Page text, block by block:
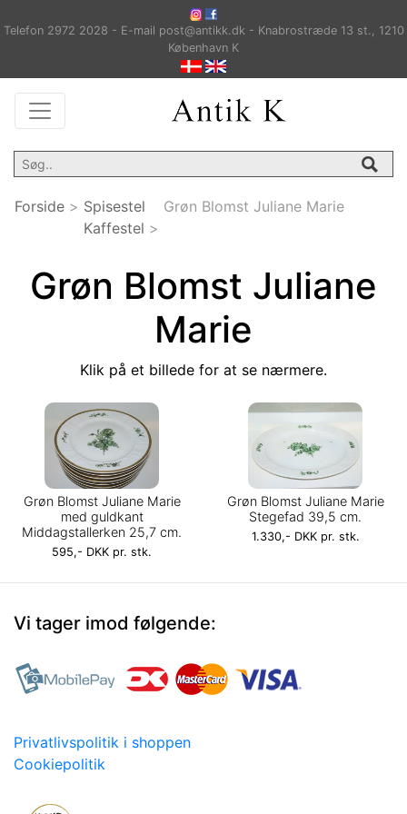
Telefon 2972 2028 - E-mail post@antikk.dk - Knabrostræde 13 st., 1210
København K
Forside > Spisestel
Kaffestel >
Grøn Blomst Juliane Marie
Grøn Blomst Juliane
Marie
Klik på et billede for at se nærmere.
Grøn Blomst Juliane Marie
med guldkant
Middagstallerken 25,7 cm.
595,- DKK pr. stk.
Grøn Blomst Juliane Marie
Stegefad 39,5 cm.
1.330,- DKK pr. stk.
Vi tager imod følgende:
Privatlivspolitik i shoppen
Cookiepolitik